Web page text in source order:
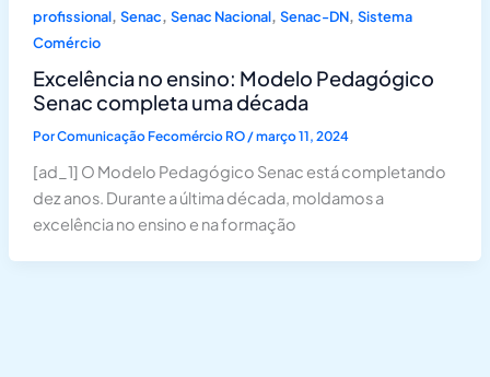
profissional, Senac, Senac Nacional, Senac-DN, Sistema
Comércio
Excelência no ensino: Modelo Pedagógico
Senac completa uma década
PorComunicação Fecomércio RO/março 11, 2024
[ad_1] O Modelo Pedagógico Senac está completando
dez anos. Durante a última década, moldamos a
excelência no ensino e na formação